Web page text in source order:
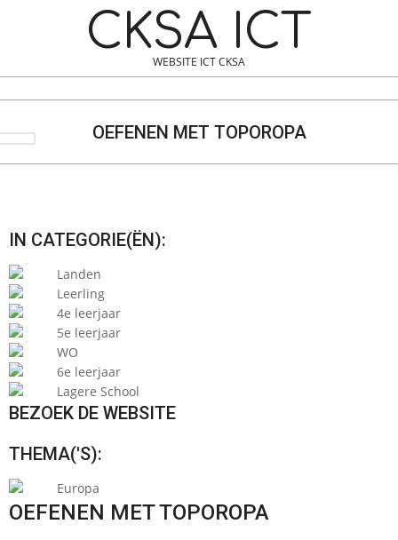
CKSA ICT
WEBSITE ICT CKSA
OEFENEN MET TOPOROPA
IN CATEGORIE(ËN):
Landen
Leerling
4e leerjaar
5e leerjaar
WO
6e leerjaar
Lagere School
BEZOEK DE WEBSITE
THEMA('S):
Europa
OEFENEN MET TOPOROPA